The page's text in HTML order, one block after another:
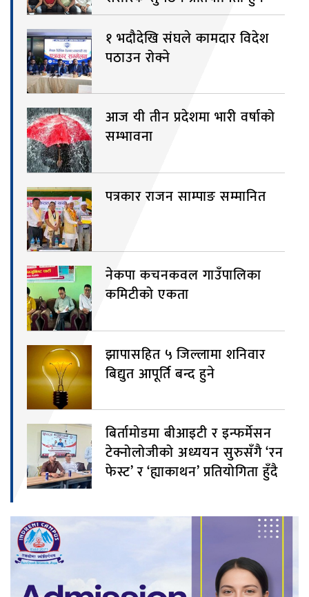
१ भदौदेखि संघले कामदार विदेश
पठाउन रोक्ने
आज यी तीन प्रदेशमा भारी वर्षाको
सम्भावना
पत्रकार राजन साम्पाङ सम्मानित
नेकपा कचनकवल गाउँपालिका
कमिटीको एकता
झापासहित ५ जिल्लामा शनिवार
बिद्युत आपूर्ति बन्द हुने
बिर्तामोडमा बीआइटी र इन्फर्मेसन
टेक्नोलोजीको अध्ययन सुरुसँगै ‘रन
फेस्ट’ र ‘ह्याकाथन’ प्रतियोगिता हुँदै